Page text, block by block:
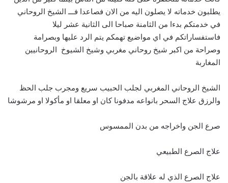
يطلبون خدماته لا يصلون اليه من الان فصاعدا فـــ الشيخ الروحاني
في خدمتكم بدءا من الثامنة صباحا الى الثانية عشر ليلا
فاستفساراتكم في اي مواضيع تهمكم يتم الرد عليها وبصرامة
وصراحة من اكبر شيخ روحاني مغربي وشيخ الشيوخ الروحانيين
المغاربة
الشيخ الروحاني المغربي لجلب الحبيب سريع ومجرب جلب الحظ
والرزق علاج السحر بانواعه مدفونا كان او معلقا او مأكولا او مرشوشا
صرع الجن واخراجه من بدن الممسوس
علاج الصرع الطبيعي
علاج الصرع الذي له علاقة بالجن